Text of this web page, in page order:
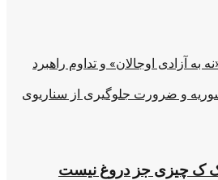
به آزادی اوجالان» و تداوم راهبرد
سوریه و ضرورت جلوگیری از سناریوی
ک چیزی جز دروغ نیست